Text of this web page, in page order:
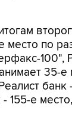
место по
100",
35-е
банк
155-е